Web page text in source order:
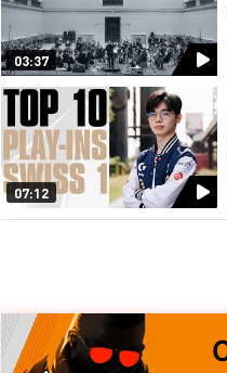
03:37
07:12